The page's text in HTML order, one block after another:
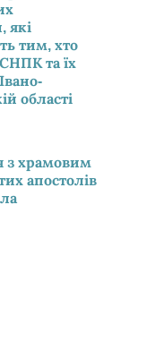
які
тим, хто
та їх
області
з храмовим
апостолів